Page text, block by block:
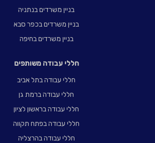
בניין משרדים בנתניה
בניין משרדים בכפר סבא
בניין משרדים בחיפה
חללי עבודה משותפים
חללי עבודה בתל אביב
חללי עבודה ברמת גן
חללי עבודה בראשון לציון
חללי עבודה בפתח תקווה
חללי עבודה בהרצליה